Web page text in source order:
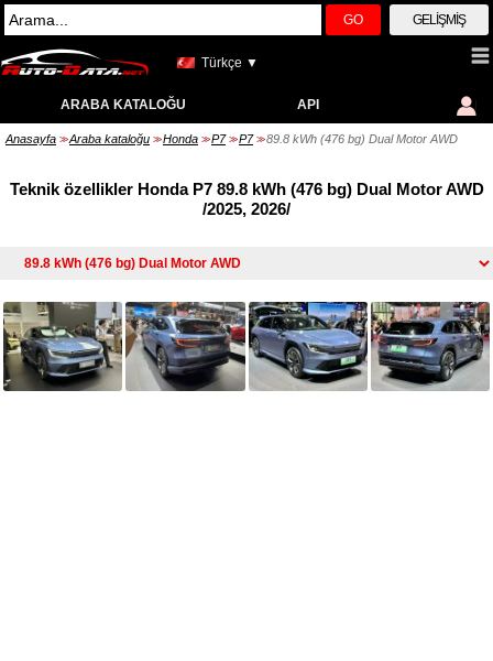
GO GELIŞMIŞ
Türkçe ▼
ARABA KATALOĞU API
Anasayfa >> Araba kataloğu >> Honda >> P7 >> P7 >> 89.8 kWh (476 bg) Dual Motor AWD
Teknik özellikler Honda P7 89.8 kWh (476 bg) Dual Motor AWD
/2025, 2026/